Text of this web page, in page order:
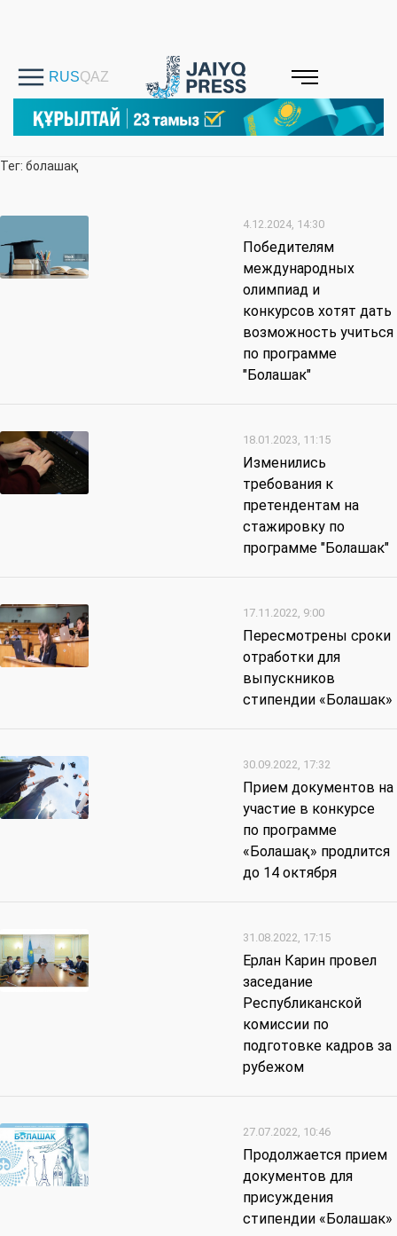
Тег: болашақ
4.12.2024, 14:30
Победителям
международных
олимпиад и
конкурсов хотят дать
возможность учиться
по программе
"Болашак"
18.01.2023, 11:15
Изменились
требования к
претендентам на
стажировку по
программе "Болашак"
17.11.2022, 9:00
Пересмотрены сроки
отработки для
выпускников
стипендии «Болашак»
30.09.2022, 17:32
Прием документов на
участие в конкурсе
по программе
«Болашақ» продлится
до 14 октября
31.08.2022, 17:15
Ерлан Карин провел
заседание
Республиканской
комиссии по
подготовке кадров за
рубежом
27.07.2022, 10:46
Продолжается прием
документов для
присуждения
стипендии «Болашак»